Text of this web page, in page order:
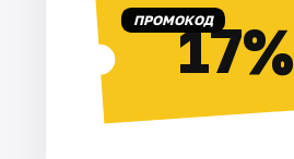
ПРОМОКОД17%